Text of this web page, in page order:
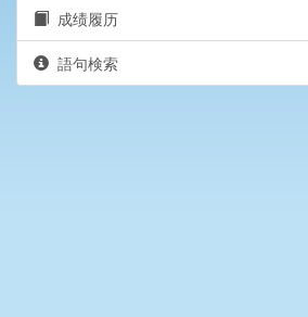
成绩履历
語句検索